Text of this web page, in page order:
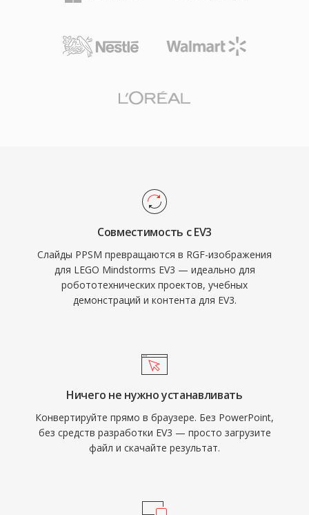
Совместимость с EV3
Слайды PPSM превращаются в RGF-изображения
для LEGO Mindstorms EV3 — идеально для
робототехнических проектов, учебных
демонстраций и контента для EV3.
Ничего не нужно устанавливать
Конвертируйте прямо в браузере. Без PowerPoint,
без средств разработки EV3 — просто загрузите
файл и скачайте результат.